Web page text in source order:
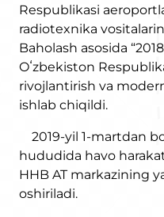
Respublikasi
radiotexnika
Baholash asosida
Oʻzbekiston
rivojlantirish va
ishlab chiqildi.
2019-yil 1-martdan
hududida havo
HHB AT markazining
oshiriladi.